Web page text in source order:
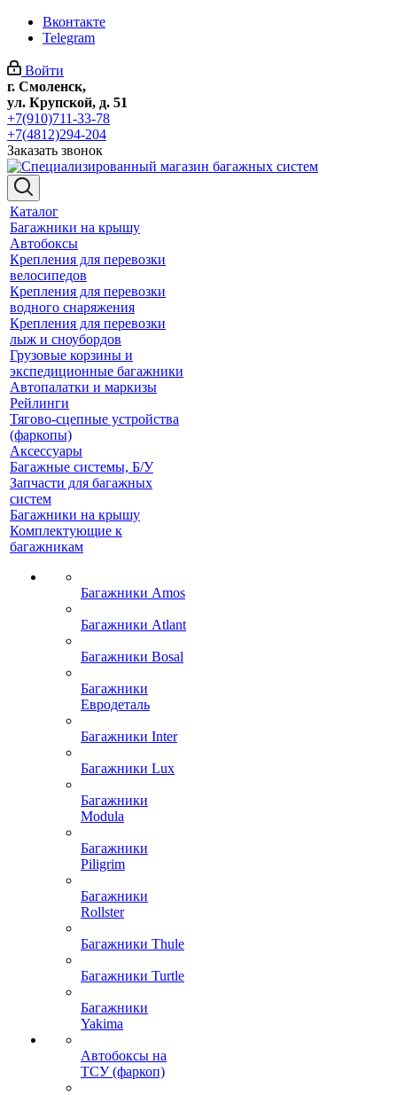
Вконтакте
Telegram
Войти
г. Смоленск,
ул. Крупской, д. 51
+7(910)711-33-78
+7(4812)294-204
Заказать звонок
Каталог
Багажники на крышу
Автобоксы
Крепления для перевозки
велосипедов
Крепления для перевозки
водного снаряжения
Крепления для перевозки
лыж и сноубордов
Грузовые корзины и
экспедиционные багажники
Автопалатки и маркизы
Рейлинги
Тягово-сцепные устройства
(фаркопы)
Аксессуары
Багажные системы, Б/У
Запчасти для багажных
систем
Багажники на крышу
Комплектующие к
багажникам
Багажники Amos
Багажники Atlant
Багажники Bosal
Багажники
Евродеталь
Багажники Inter
Багажники Lux
Багажники
Modula
Багажники
Piligrim
Багажники
Rollster
Багажники Thule
Багажники Turtle
Багажники
Yakima
Автобоксы на
ТСУ (фаркоп)